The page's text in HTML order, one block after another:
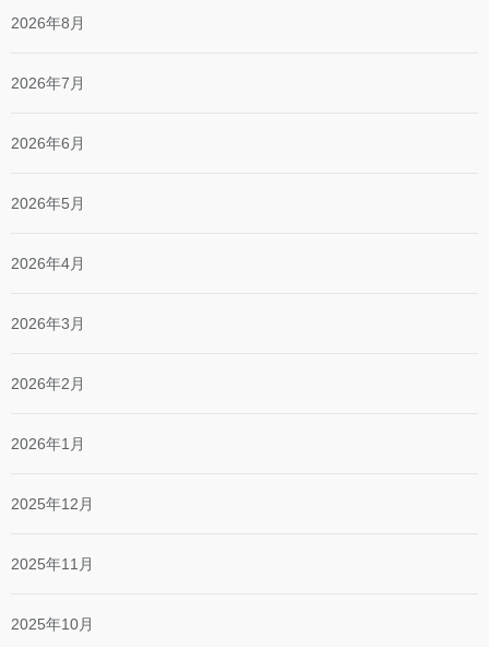
2026年8月
2026年7月
2026年6月
2026年5月
2026年4月
2026年3月
2026年2月
2026年1月
2025年12月
2025年11月
2025年10月